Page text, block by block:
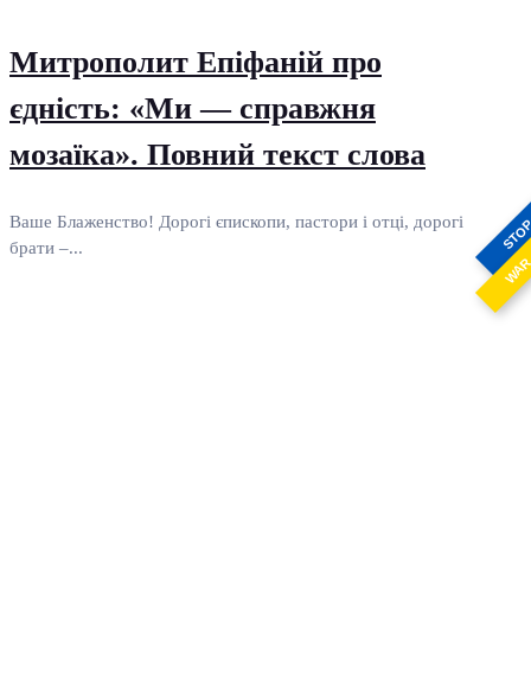
Митрополит Епіфаній про
єдність: «Ми — справжня
мозаїка». Повний текст слова
Ваше Блаженство! Дорогі єпископи, пастори і отці, дорогі
брати –...